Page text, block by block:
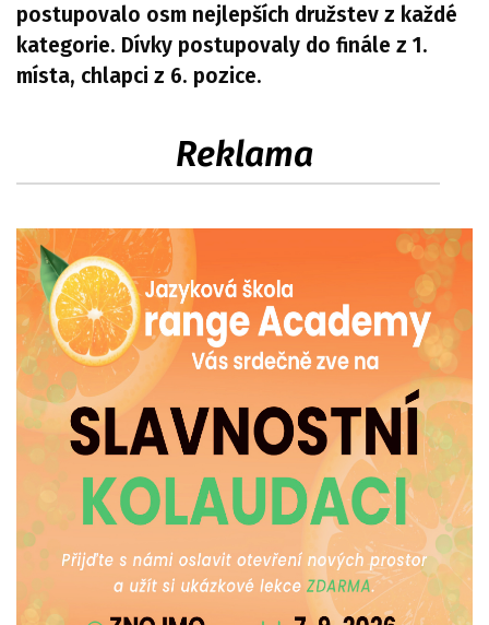
postupovalo osm nejlepších družstev z každé
kategorie. Dívky postupovaly do finále z 1.
místa, chlapci z 6. pozice.
Reklama